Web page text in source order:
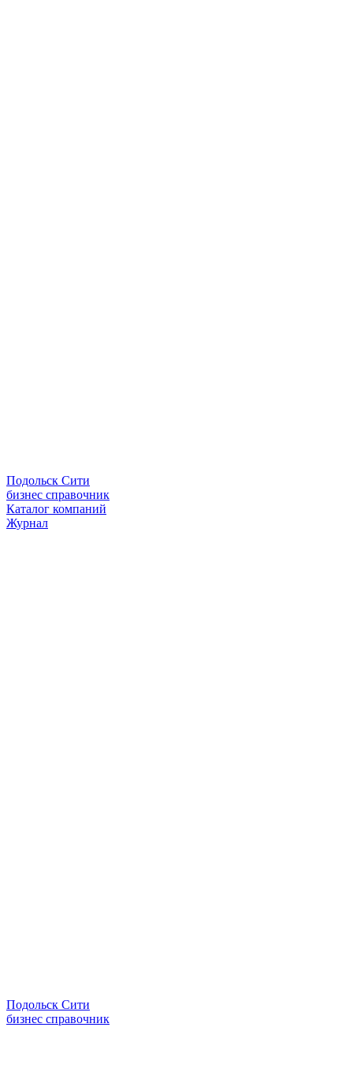
Подольск Сити
бизнес справочник
Каталог компаний
Журнал
Подольск Сити
бизнес справочник